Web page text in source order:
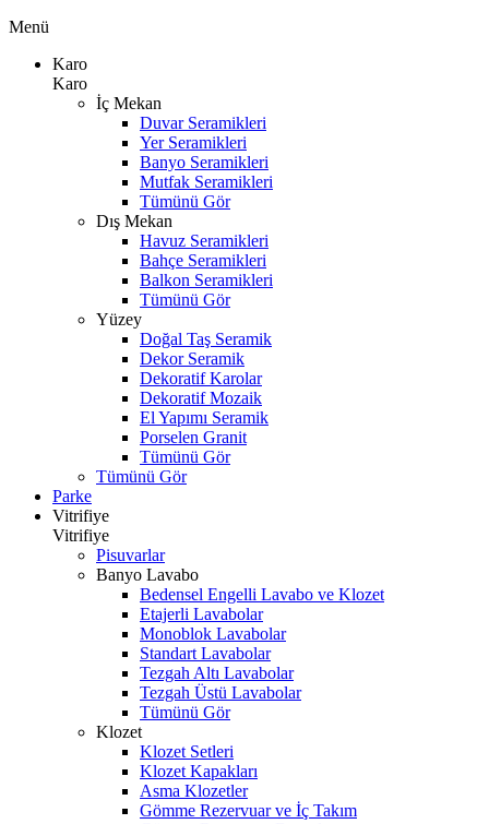
Menü
Karo
Karo
İç Mekan
Duvar Seramikleri
Yer Seramikleri
Banyo Seramikleri
Mutfak Seramikleri
Tümünü Gör
Dış Mekan
Havuz Seramikleri
Bahçe Seramikleri
Balkon Seramikleri
Tümünü Gör
Yüzey
Doğal Taş Seramik
Dekor Seramik
Dekoratif Karolar
Dekoratif Mozaik
El Yapımı Seramik
Porselen Granit
Tümünü Gör
Tümünü Gör
Parke
Vitrifiye
Vitrifiye
Pisuvarlar
Banyo Lavabo
Bedensel Engelli Lavabo ve Klozet
Etajerli Lavabolar
Monoblok Lavabolar
Standart Lavabolar
Tezgah Altı Lavabolar
Tezgah Üstü Lavabolar
Tümünü Gör
Klozet
Klozet Setleri
Klozet Kapakları
Asma Klozetler
Gömme Rezervuar ve İç Takım